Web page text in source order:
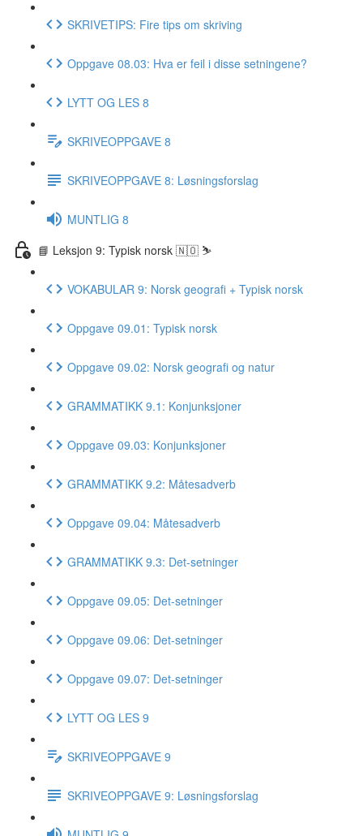
SKRIVETIPS: Fire tips om skriving
Oppgave 08.03: Hva er feil i disse setningene?
LYTT OG LES 8
SKRIVEOPPGAVE 8
SKRIVEOPPGAVE 8: Løsningsforslag
MUNTLIG 8
📘 Leksjon 9: Typisk norsk 🇳🇴 ⛷
VOKABULAR 9: Norsk geografi + Typisk norsk
Oppgave 09.01: Typisk norsk
Oppgave 09.02: Norsk geografi og natur
GRAMMATIKK 9.1: Konjunksjoner
Oppgave 09.03: Konjunksjoner
GRAMMATIKK 9.2: Måtesadverb
Oppgave 09.04: Måtesadverb
GRAMMATIKK 9.3: Det-setninger
Oppgave 09.05: Det-setninger
Oppgave 09.06: Det-setninger
Oppgave 09.07: Det-setninger
LYTT OG LES 9
SKRIVEOPPGAVE 9
SKRIVEOPPGAVE 9: Løsningsforslag